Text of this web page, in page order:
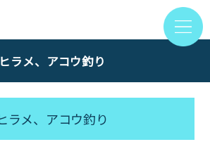
ヒラメ、アコウ釣り
ラメ、アコウ釣り